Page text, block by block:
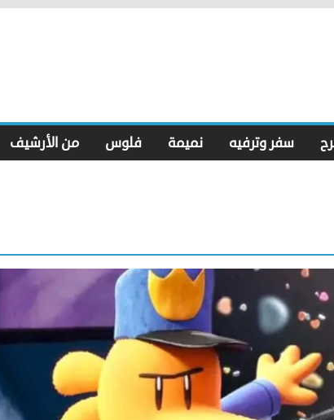
سفر وترفيه نميمة فلوس من الأرشيف